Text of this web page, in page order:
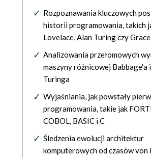
Rozpoznawania kluczowych
historii programowania, takich
Lovelace, Alan Turing czy
Analizowania przełomowych
maszyny różnicowej Babbage'a
Turinga
Wyjaśniania, jak powstały
programowania, takie jak
COBOL, BASIC i C
Śledzenia ewolucji architektur
komputerowych od czasów von